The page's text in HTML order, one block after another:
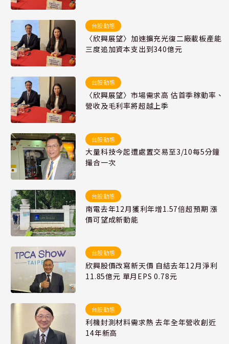
台股動態
〈欣興展望〉加速擴充光復二廠載板產能
三度追加資本支出到340億元
台股動態
〈欣興展望〉市場需求高 估首季稼動率、
營收及毛利率將超越上季
台股動態
大量科技今起遭處置交易至3/10每5分鐘
撮合一次
台股動態
南電去年12月獲利年增1.57倍超預期 漲
價可望成新動能
台股動態
欣興股價改寫新天價 自結去年12月淨利
11.85億元 單月EPS 0.78元
台股動態
利機封測材料需求熱 去年全年營收創近
14年新高